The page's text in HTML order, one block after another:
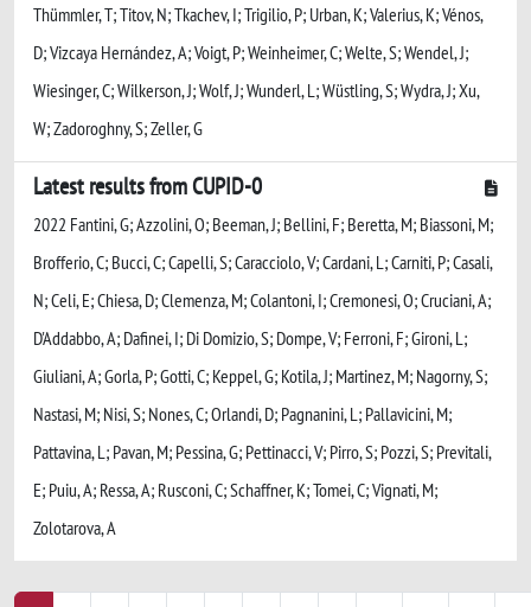
Thümmler, T; Titov, N; Tkachev, I; Trigilio, P; Urban, K; Valerius, K; Vénos,
D; Vizcaya Hernández, A; Voigt, P; Weinheimer, C; Welte, S; Wendel, J;
Wiesinger, C; Wilkerson, J; Wolf, J; Wunderl, L; Wüstling, S; Wydra, J; Xu,
W; Zadoroghny, S; Zeller, G
Latest results from CUPID-0
2022 Fantini, G; Azzolini, O; Beeman, J; Bellini, F; Beretta, M; Biassoni, M;
Brofferio, C; Bucci, C; Capelli, S; Caracciolo, V; Cardani, L; Carniti, P; Casali,
N; Celi, E; Chiesa, D; Clemenza, M; Colantoni, I; Cremonesi, O; Cruciani, A;
D'Addabbo, A; Dafinei, I; Di Domizio, S; Dompe, V; Ferroni, F; Gironi, L;
Giuliani, A; Gorla, P; Gotti, C; Keppel, G; Kotila, J; Martinez, M; Nagorny, S;
Nastasi, M; Nisi, S; Nones, C; Orlandi, D; Pagnanini, L; Pallavicini, M;
Pattavina, L; Pavan, M; Pessina, G; Pettinacci, V; Pirro, S; Pozzi, S; Previtali,
E; Puiu, A; Ressa, A; Rusconi, C; Schaffner, K; Tomei, C; Vignati, M;
Zolotarova, A